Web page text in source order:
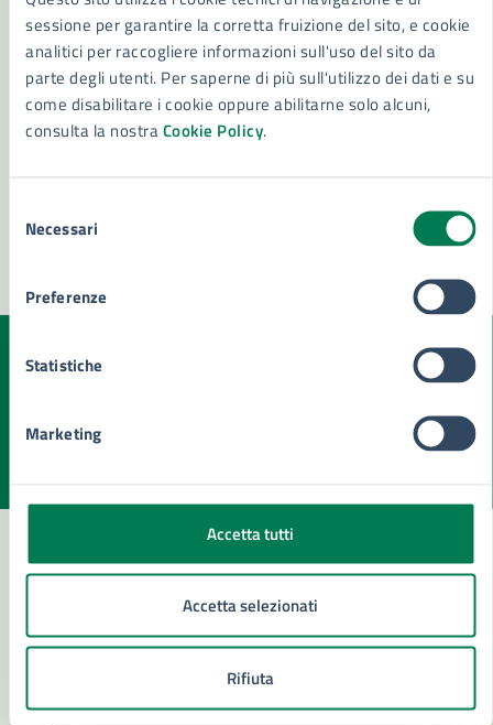
sessione per garantire la corretta fruizione del sito, e cookie
analitici per raccogliere informazioni sull'uso del sito da
parte degli utenti. Per saperne di più sull'utilizzo dei dati e su
come disabilitare i cookie oppure abilitarne solo alcuni,
consulta la nostraCookie Policy.
delNecessari
Preferenze
Statistiche
Marketing
Accetta tutti
Accetta selezionati
Rifiuta
Generale
Settore Sistemi Informativi e Transizione Digitale
- Statistica
Conferenza Capigruppo
Quanto sono chiare le informazioni su questa
Valuta la chiarezza delle informazioni (da 1 a 5 stelle)
Seleziona il numero di stelle per valutare la chiarezza delle
Contatta il comune
Leggi le domande frequenti